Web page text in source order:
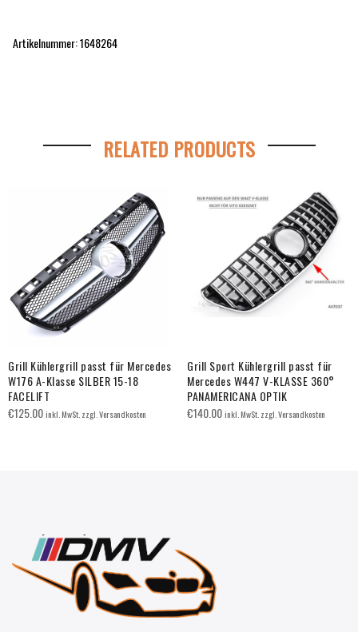
Artikelnummer: 1648264
RELATED PRODUCTS
Grill Kühlergrill passt für Mercedes
W176 A-Klasse SILBER 15-18
FACELIFT
€125.00inkl. MwSt. zzgl. Versandkosten
Grill Sport Kühlergrill passt für
Mercedes W447 V-KLASSE 360°
PANAMERICANA OPTIK
€140.00inkl. MwSt. zzgl. Versandkosten